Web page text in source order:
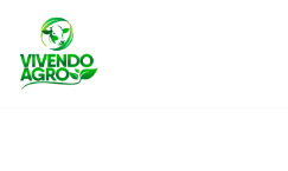
Pular
para